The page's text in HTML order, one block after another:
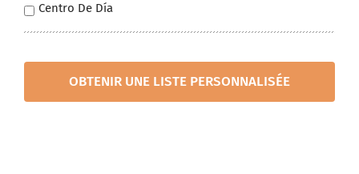
Centro De Día
OBTENIR UNE LISTE PERSONNALISÉE